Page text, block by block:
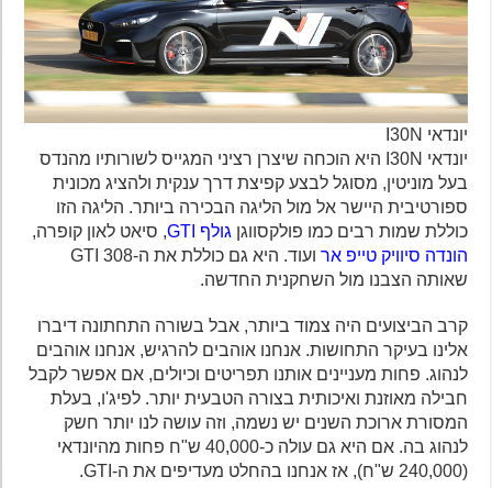
יונדאי I30N
יונדאי I30N היא הוכחה שיצרן רציני המגייס לשורותיו מהנדס
בעל מוניטין, מסוגל לבצע קפיצת דרך ענקית ולהציג מכונית
ספורטיבית היישר אל מול הליגה הבכירה ביותר. הליגה הזו
כוללת שמות רבים כמו פולקסווגןגולף GTI
, סיאט לאון קופרה,
הונדה סיוויק טייפ אר
ועוד. היא גם כוללת את ה-308 GTI
שאותה הצבנו מול השחקנית החדשה.
קרב הביצועים היה צמוד ביותר, אבל בשורה התחתונה דיברו
אלינו בעיקר התחושות. אנחנו אוהבים להרגיש, אנחנו אוהבים
לנהוג. פחות מעניינים אותנו תפריטים וכיולים, אם אפשר לקבל
חבילה מאוזנת ואיכותית בצורה הטבעית יותר. לפיג'ו, בעלת
המסורת ארוכת השנים יש נשמה, וזה עושה לנו יותר חשק
לנהוג בה. אם היא גם עולה כ-40,000 ש"ח פחות מהיונדאי